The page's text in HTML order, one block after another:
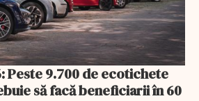
Peste 9.700 de ecotichete
să facă beneficiarii în 60